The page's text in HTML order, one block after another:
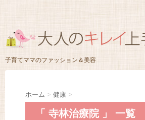
子育てママのファッション＆美容
ホーム > 健康 >
「 寺林治療院 」 一覧